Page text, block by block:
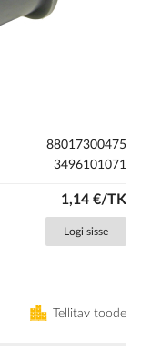
88017300475
3496101071
1,14 €/TK
Logi sisse
Tellitav toode